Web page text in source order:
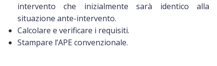
intervento che inizialmente sarà identico alla
situazione ante-intervento.
Calcolare e verificare i requisiti.
Stampare l’APE convenzionale.